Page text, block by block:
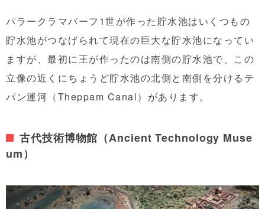
パラークラマバーフ1世が作った貯水池はいくつもの
貯水池がつなげられて現在の巨大な貯水池になってい
ますが、最初に王が作ったのは南側の貯水池で、この
立像の近くにちょうど貯水池の北側と南側を分けるテ
パン運河（Theppam Canal）があります。
古代技術博物館（Ancient Technology Muse
um）